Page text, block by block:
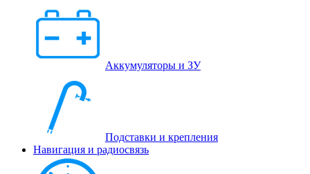
Аккумуляторы и ЗУ
Подставки и крепления
Навигация и радиосвязь